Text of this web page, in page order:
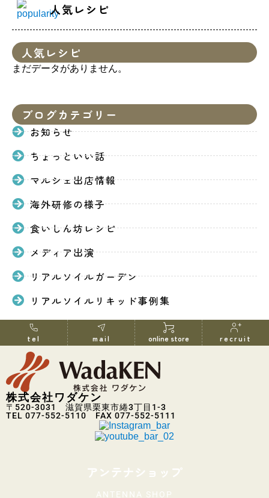
人気レシピ
人気レシピ
まだデータがありません。
ブログカテゴリー
お知らせ
ちょっといい話
マルシェ出店情報
海外研修の様子
食いしん坊レシピ
メディア出演
リアルソイルガーデン
リアルソイルリキッド事例集
tel mail online store recruit
株式会社ワダケン
〒520-3031 滋賀県栗東市綣3丁目1-3
TEL 077-552-5110 FAX 077-552-5111
アンテナショップ
ANTENNA SHOP